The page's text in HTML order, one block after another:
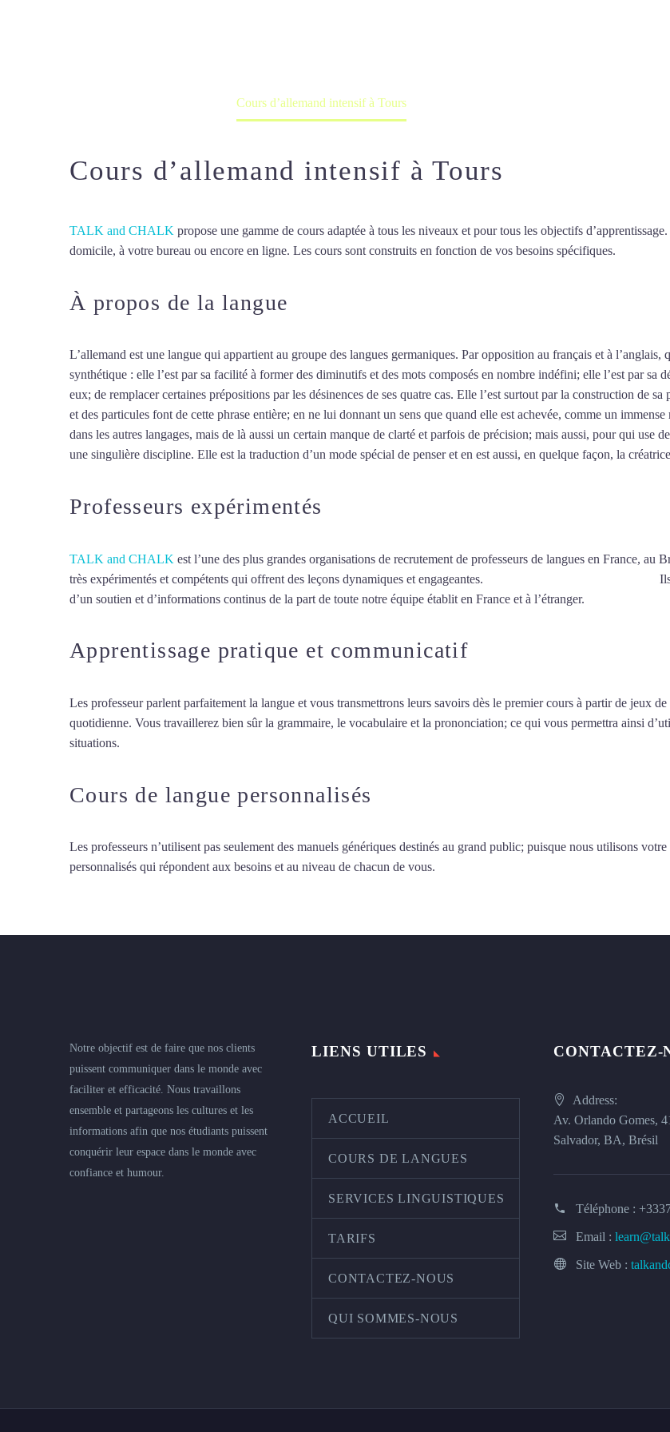
Cours d’allemand intensif à Tours
Cours d’allemand intensif à Tours
TALK and CHALK propose une gamme de cours adaptée à tous les niveaux et pour tous les objectifs
domicile, à votre bureau ou encore en ligne. Les cours sont construits en fonction de vos besoins spécifiques.
À propos de la langue
L’allemand est une langue qui appartient au groupe des langues germaniques. Par opposition au français et à
synthétique : elle l’est par sa facilité à former des diminutifs et des mots composés en nombre indéfini; elle l’est par sa
eux; de remplacer certaines prépositions par les désinences de ses quatre cas. Elle l’est surtout par la construction de
et des particules font de cette phrase entière; en ne lui donnant un sens que quand elle est achevée, comme un
dans les autres langages, mais de là aussi un certain manque de clarté et parfois de précision; mais aussi, pour qui use
une singulière discipline. Elle est la traduction d’un mode spécial de penser et en est aussi, en quelque façon, la
Professeurs expérimentés
TALK and CHALK est l’une des plus grandes organisations de recrutement de professeurs de langues en France,
très expérimentés et compétents qui offrent des leçons dynamiques et engageantes.
d’un soutien et d’informations continus de la part de toute notre équipe établit en France et à l’étranger.
Apprentissage pratique et communicatif
Les professeur parlent parfaitement la langue et vous transmettrons leurs savoirs dès le premier cours à partir de jeux
quotidienne. Vous travaillerez bien sûr la grammaire, le vocabulaire et la prononciation; ce qui vous permettra ainsi
situations.
Cours de langue personnalisés
Les professeurs n’utilisent pas seulement des manuels génériques destinés au grand public; puisque nous utilisons
personnalisés qui répondent aux besoins et au niveau de chacun de vous.
Notre objectif est de faire que nos clients
puissent communiquer dans le monde avec
faciliter et efficacité. Nous travaillons
ensemble et partageons les cultures et les
informations afin que nos étudiants puissent
conquérir leur espace dans le monde avec
confiance et humour.
LIENS UTILES
ACCUEIL
COURS DE LANGUES
SERVICES LINGUISTIQUES
TARIFS
CONTACTEZ-NOUS
QUI SOMMES-NOUS
CONTACTEZ-
Address:
Av. Orlando Gomes,
Salvador, BA, Brésil
Téléphone :
Email :
Site Web :